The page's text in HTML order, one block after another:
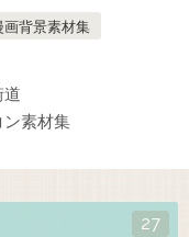
画背景素材集
道
ン素材集
27